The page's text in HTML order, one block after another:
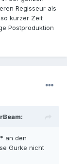
Regisseur als
kurzer Zeit
Postproduktion
an den
Gurke nicht